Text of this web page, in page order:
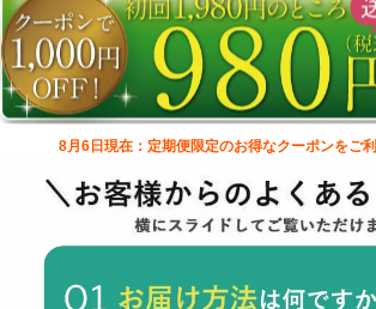
8月6日現在：定期便限定のお得なクーポンをご